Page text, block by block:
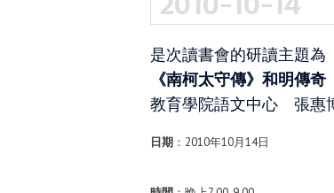
是次讀書會的研讀主題為
《南柯太守傳》和明傳奇
教育學院語文中心 張惠
日期：2010年10月14日